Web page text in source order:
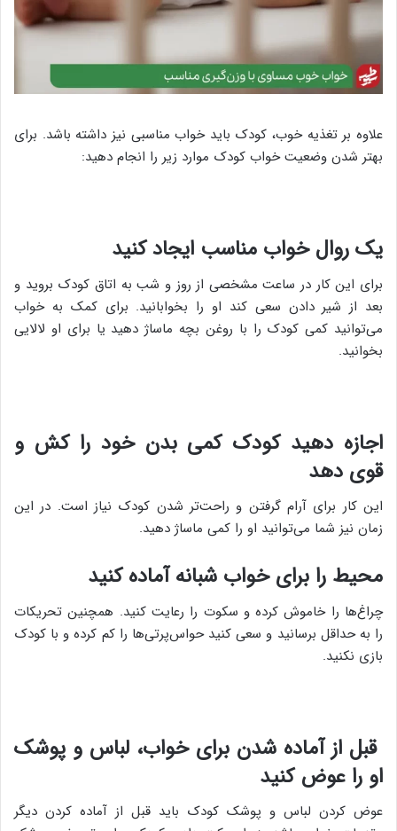
علاوه بر تغذیه خوب، کودک باید خواب مناسبی نیز داشته باشد. برای
بهتر شدن وضعیت خواب کودک موارد زیر را انجام دهید:
یک روال خواب مناسب ایجاد کنید
برای این کار در ساعت مشخصی از روز و شب به اتاق کودک بروید و
بعد از شیر دادن سعی کند او را بخوابانید. برای کمک به خواب
می‌توانید کمی کودک را با روغن بچه ماساژ دهید یا برای او لالایی
بخوانید.
اجازه دهید کودک کمی بدن خود را کش و
قوی دهد
این کار برای آرام گرفتن و راحت‌تر شدن کودک نیاز است. در این
زمان نیز شما می‌توانید او را کمی ماساژ دهید.
محیط را برای خواب شبانه آماده کنید
چراغ‌ها را خاموش کرده و سکوت را رعایت کنید. همچنین تحریکات
را به حداقل برسانید و سعی کنید حواس‌پرتی‌ها را کم کرده و با کودک
بازی نکنید.
قبل از آماده شدن برای خواب، لباس و پوشک
او را عوض کنید
عوض کردن لباس و پوشک کودک باید قبل از آماده کردن دیگر